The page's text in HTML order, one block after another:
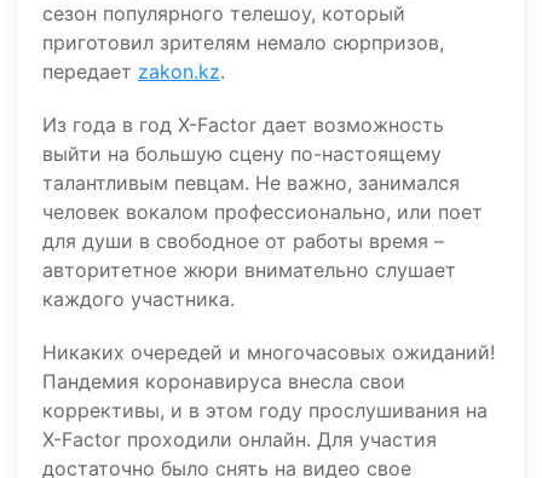
сезон популярного телешоу, который
приготовил зрителям немало сюрпризов,
передает zakon.kz.
Из года в год Х-Factor дает возможность
выйти на большую сцену по-настоящему
талантливым певцам. Не важно, занимался
человек вокалом профессионально, или поет
для души в свободное от работы время –
авторитетное жюри внимательно слушает
каждого участника.
Никаких очередей и многочасовых ожиданий!
Пандемия коронавируса внесла свои
коррективы, и в этом году прослушивания на
Х-Factor проходили онлайн. Для участия
достаточно было снять на видео свое